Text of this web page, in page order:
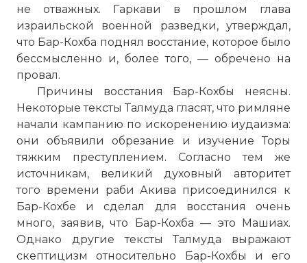
не отважных. Гаркави в прошлом глава
израильской военной разведки, утверждал,
что Бар-Кохба поднял восстание, которое было
бессмысленно и, более того, — обречено на
провал.
Причины восстания Бар-Кохбы неясны.
Некоторые тексты Талмуда гласят, что римляне
начали кампанию по искоренению иудаизма:
они объявили обрезание и изучение Торы
тяжким преступлением. Согласно тем же
источникам, великий духовный авторитет
того времени раби Акива присоединился к
Бар-Кохбе и сделал для восстания очень
много, заявив, что Бар-Кохба — это Машиах.
Однако другие тексты Талмуда выражают
скептицизм относительно Бар-Кохбы и его